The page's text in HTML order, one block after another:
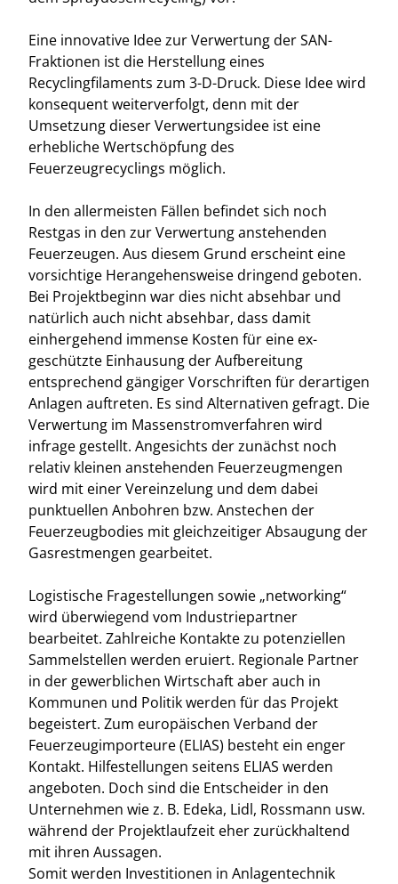
Eine innovative Idee zur Verwertung der SAN-
Fraktionen ist die Herstellung eines
Recyclingfilaments zum 3-D-Druck. Diese Idee wird
konsequent weiterverfolgt, denn mit der
Umsetzung dieser Verwertungsidee ist eine
erhebliche Wertschöpfung des
Feuerzeugrecyclings möglich.
In den allermeisten Fällen befindet sich noch
Restgas in den zur Verwertung anstehenden
Feuerzeugen. Aus diesem Grund erscheint eine
vorsichtige Herangehensweise dringend geboten.
Bei Projektbeginn war dies nicht absehbar und
natürlich auch nicht absehbar, dass damit
einhergehend immense Kosten für eine ex-
geschützte Einhausung der Aufbereitung
entsprechend gängiger Vorschriften für derartigen
Anlagen auftreten. Es sind Alternativen gefragt. Die
Verwertung im Massenstromverfahren wird
infrage gestellt. Angesichts der zunächst noch
relativ kleinen anstehenden Feuerzeugmengen
wird mit einer Vereinzelung und dem dabei
punktuellen Anbohren bzw. Anstechen der
Feuerzeugbodies mit gleichzeitiger Absaugung der
Gasrestmengen gearbeitet.
Logistische Fragestellungen sowie „networking“
wird überwiegend vom Industriepartner
bearbeitet. Zahlreiche Kontakte zu potenziellen
Sammelstellen werden eruiert. Regionale Partner
in der gewerblichen Wirtschaft aber auch in
Kommunen und Politik werden für das Projekt
begeistert. Zum europäischen Verband der
Feuerzeugimporteure (ELIAS) besteht ein enger
Kontakt. Hilfestellungen seitens ELIAS werden
angeboten. Doch sind die Entscheider in den
Unternehmen wie z. B. Edeka, Lidl, Rossmann usw.
während der Projektlaufzeit eher zurückhaltend
mit ihren Aussagen.
Somit werden Investitionen in Anlagentechnik